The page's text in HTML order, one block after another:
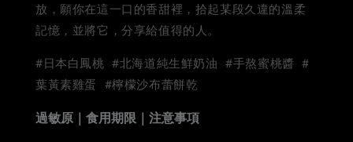
放，願你在這一口的香甜裡，拾起某段久違的溫柔
記憶，並將它，分享給值得的人。
#日本白鳳桃 #北海道純生鮮奶油 #手熬蜜桃醬 #
葉黃素雞蛋 #檸檬沙布蕾餅乾
過敏原｜食用期限｜注意事項